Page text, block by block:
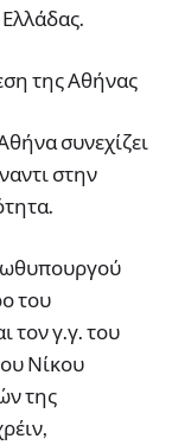
της Αθήνας
συνεχίζει
στην
του
τον γ.γ. του
Νίκου
της